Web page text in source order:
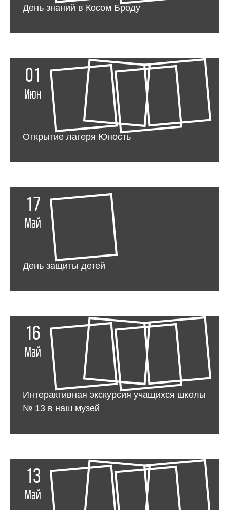
День знаний в Косом Броду
01
Июн
Открытие лагеря Юность
17
Май
День защиты детей
16
Май
Интерактивная экскурсия учащихся школы
№ 13 в наш музей
13
Май